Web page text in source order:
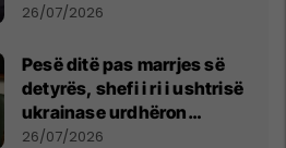
26/07/2026
Pesë ditë pas marrjes së
detyrës, shefi i ri i ushtrisë
ukrainase urdhëron
kontroll të madh
26/07/2026